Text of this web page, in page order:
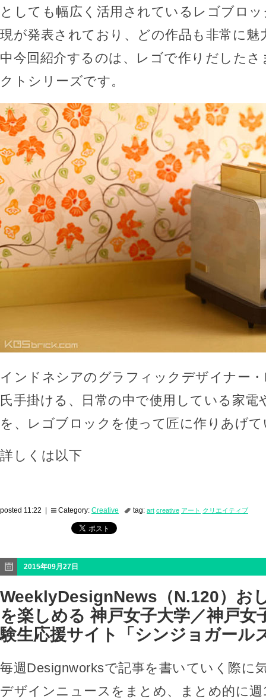
としても幅広く活用されているレゴブロ
現が発表されており、どの作品も非常に魅
中今回紹介するのは、レゴで作りだした
クトシリーズです。
インドネシアのグラフィックデザイナー
氏手掛ける、日常の中で使用している家電
を、レゴブロックを使って匠に作りあげ
詳しくは以下
posted 11:22 | Category: Creative tag: art creative アート クリエイティブ
2015年09月27日
WeeklyDesignNews（N.120）お
を楽しめる 神戸女子大学／神戸女
験生応援サイト「シンジョガール
毎週Designworksで記事を書いていく際に
デザインニュースをまとめ、まとめ的に週